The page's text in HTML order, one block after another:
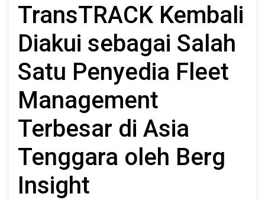
TransTRACK Kembali
Diakui sebagai Salah
Satu Penyedia Fleet
Management
Terbesar di Asia
Tenggara oleh Berg
Insight